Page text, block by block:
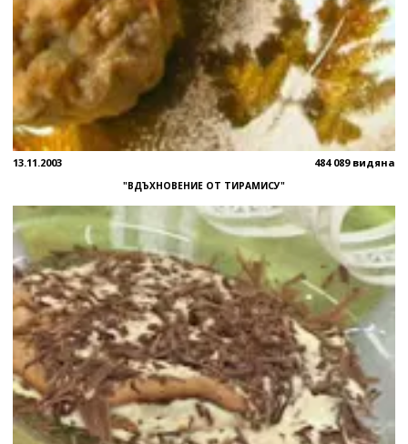
13.11.2003 484 089 видяна
"ВДЪХНОВЕНИЕ ОТ ТИРАМИСУ"